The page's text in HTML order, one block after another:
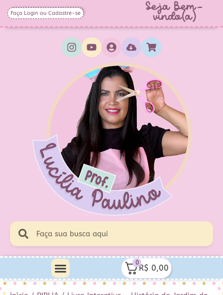
Faça Login ou Cadastre-se Seja Bem-
vindo(a)
0
R$ 0,00